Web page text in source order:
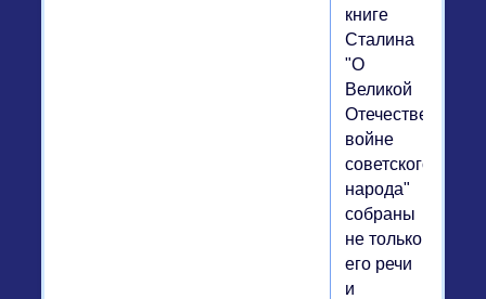
книге
Сталина
"О
Великой
Отечественной
войне
советского
народа"
собраны
не только
его речи
и